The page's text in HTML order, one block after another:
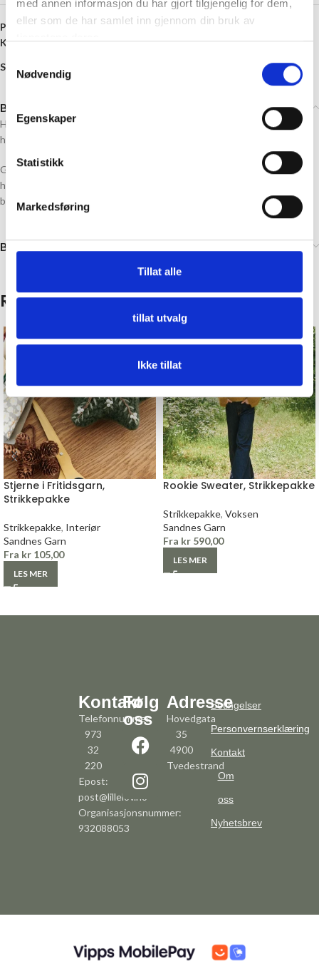
med annen informasjon du har gjort tilgjengelig for dem,
eller som de har samlet inn gjennom din bruk av
Nødvendig
Egenskaper
Statistikk
Markedsføring
Tillat alle
tillat utvalg
Ikke tillat
Produktnummer: VG-k-2336-09
Kategori:Strikkepakke
Share:
Beskrivelse
Hjorte sokker fra Viking Garn med et design som passer perfekt for
høstens skogsturer eller høstens innekos
Garnet er Eco Highland Wool fra Viking Garn, som gir varme og
holdbarhet. Det er 100% Highland ull, og gjør sokkene myke og
behagelige.
Brand
Relaterte produkter
Stjerne i Fritidsgarn,
Strikkepakke
Strikkepakke, Interiør
Sandnes Garn
Fra kr 105,00
LES MER
Rookie Sweater, Strikkepakke
Strikkepakke, Voksen
Sandnes Garn
Fra kr 590,00
LES MER
Kontakt
Telefonnummer:
973
32
220
Epost:
post@lillelov.no
Organisasjonsnummer:
932088053
Følg
oss
Adresse
Hovedgata
35
4900
Tvedestrand
Betingelser
Personvernserklæring
Kontakt
Om
oss
Nyhetsbrev